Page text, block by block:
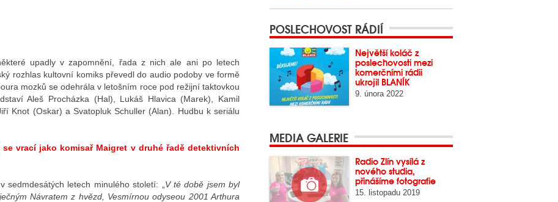
upadly v zapomnění, řada z nich ale ani po letech
rozhlas kultovní komiks převedl do audio podoby ve formě
mozků se odehrála v letošním roce pod režijní taktovkou
Aleš Procházka (Hal), Lukáš Hlavica (Marek), Kamil
Knot (Oskar) a Svatopluk Schuller (Alan). Hudbu k seriálu
vrací jako komisař Maigret v druhé řadě detektivních
letech minulého století: „ V té době jsem byl
Návratem z hvězd, Vesmírnou odyseou 2001 Arthura
POSLECHOVOST RÁDIÍ
Největší koláč z
poslechovosti mezi
komerčními rádii
ukrojil BLANÍK
9. února 2022
MEDIA GALERIE
Radio Zlín vysílá z
nového studia,
přinášíme fotografie
15. listopadu 2019